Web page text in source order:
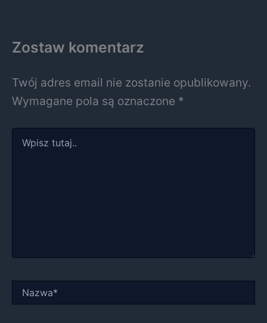
Zostaw komentarz
Twój adres email nie zostanie opublikowany.
Wymagane pola są oznaczone *
tutaj..